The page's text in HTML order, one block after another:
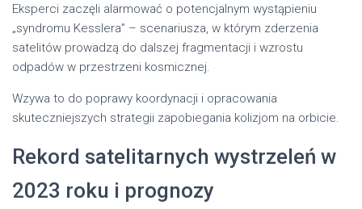
Eksperci zaczęli alarmować o potencjalnym wystąpieniu
„syndromu Kesslera” – scenariusza, w którym zderzenia
satelitów prowadzą do dalszej fragmentacji i wzrostu
odpadów w przestrzeni kosmicznej.
Wzywa to do poprawy koordynacji i opracowania
skuteczniejszych strategii zapobiegania kolizjom na orbicie.
Rekord satelitarnych wystrzeleń w
2023 roku i prognozy